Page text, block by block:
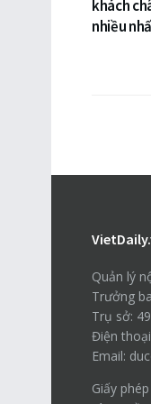
khách
nhiều
Quản lý
Trưởng
Trụ sở:
Điện
Email:
Giấy